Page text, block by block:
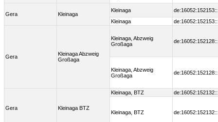
Gera Kleinaga
Kleinaga
Kleinaga
Gera
Kleinaga Abzweig
Großaga
Kleinaga, Abzweig
Großaga
Kleinaga, Abzweig
Großaga
Gera Kleinaga BTZ
Kleinaga, BTZ
Kleinaga, BTZ